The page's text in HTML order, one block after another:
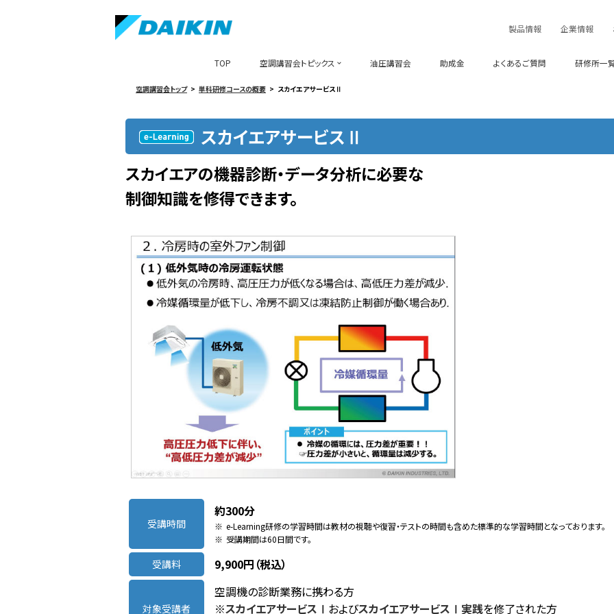
製品情報 企業情報
TOP 空調講習会トピックス 油圧講習会 助成金 よくあるご質問 研修所一
空調講習会トップ 単科研修コースの概要 スカイエアサービスⅡ
スカイエアサービスⅡ
スカイエアの機器診断・データ分析に必要な
制御知識を修得できます。
受講時間
約300分
※ e-Learning研修の学習時間は教材の視聴や復習・テストの時間も含めた標準的な学習時間となっております。
※ 受講期間は60日間です。
受講料 9,900円（税込）
対象受講者
空調機の診断業務に携わる方
※スカイエアサービスⅠ およびスカイエアサービスⅠ実践を修了された方